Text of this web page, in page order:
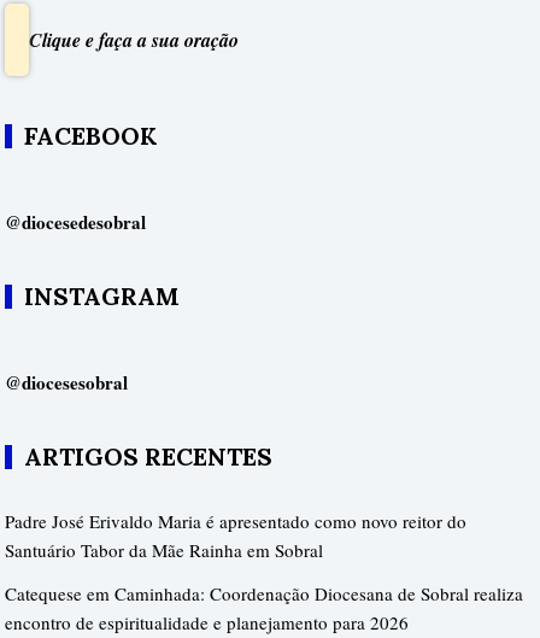
Clique e faça a sua oração
FACEBOOK
@diocesedesobral
INSTAGRAM
@diocesesobral
ARTIGOS RECENTES
Padre José Erivaldo Maria é apresentado como novo reitor do
Santuário Tabor da Mãe Rainha em Sobral
Catequese em Caminhada: Coordenação Diocesana de Sobral realiza
encontro de espiritualidade e planejamento para 2026